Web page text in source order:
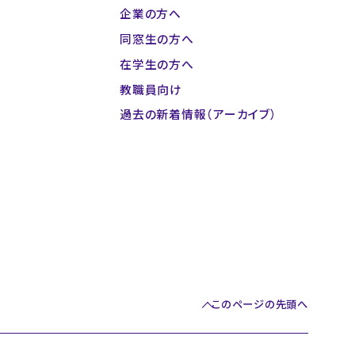
企業の方へ
同窓生の方へ
在学生の方へ
教職員向け
過去の新着情報（アーカイブ）
このページの先頭へ